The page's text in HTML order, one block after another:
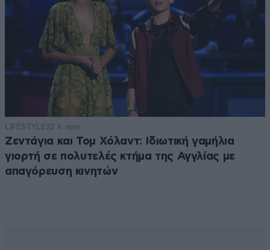
LIFESTYLE22 λ. πριν
Ζεντάγια και Τομ Χόλαντ: Ιδιωτική γαμήλια
γιορτή σε πολυτελές κτήμα της Αγγλίας με
απαγόρευση κινητών